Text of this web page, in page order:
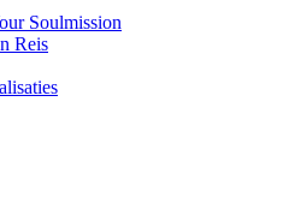
Soulmission
Reis